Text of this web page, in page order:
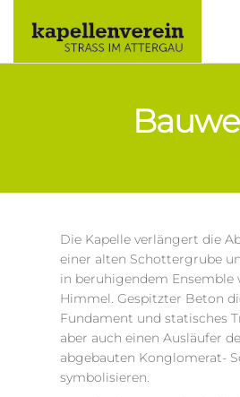
Die Kapelle verlängert die
einer alten Schottergrube
in beruhigendem Ensemble
Himmel. Gespitzter Beton
Fundament und statisches
aber auch einen Ausläufer
abgebauten Konglomerat-
symbolisieren.